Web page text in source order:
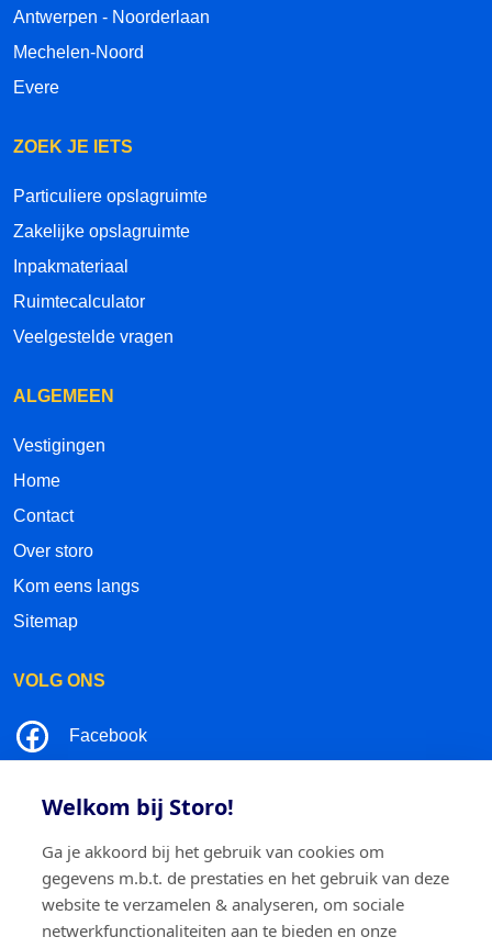
Welkom bij Storo!
Ga je akkoord bij het gebruik van cookies om
gegevens m.b.t. de prestaties en het gebruik van deze
website te verzamelen & analyseren, om sociale
netwerkfunctionaliteiten aan te bieden en onze
Antwerpen - Noorderlaan
Mechelen-Noord
Evere
ZOEK JE IETS
Particuliere opslagruimte
Zakelijke opslagruimte
Inpakmateriaal
Ruimtecalculator
Veelgestelde vragen
ALGEMEEN
Vestigingen
Home
Contact
Over storo
Kom eens langs
Sitemap
VOLG ONS
Facebook
TikTok